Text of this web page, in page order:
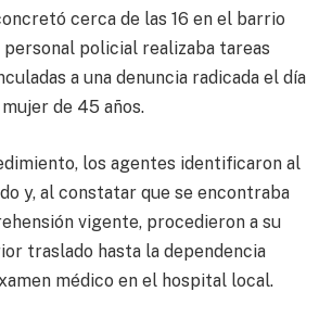
cerca de las 16 en el barrio
personal policial realizaba tareas
a una denuncia radicada el día
de 45 años.
los agentes identificaron al
y, al constatar que se encontraba
vigente, procedieron a su
traslado hasta la dependencia
médico en el hospital local.